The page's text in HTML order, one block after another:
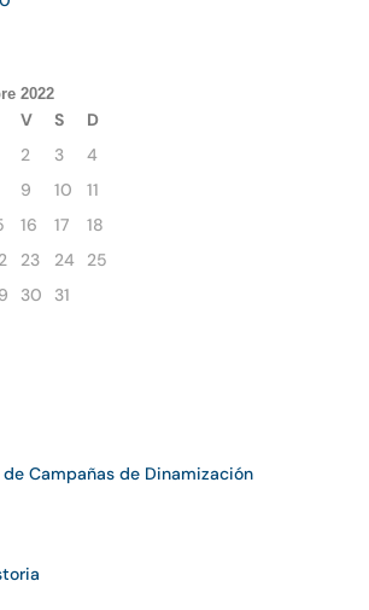
2022
V S
D
2 3
4
9 10
11
16 17
18
23 24
25
30
31
Campañas de Dinamización